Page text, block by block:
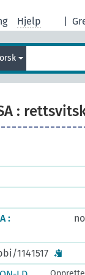
Hjelp
:
:
1141517